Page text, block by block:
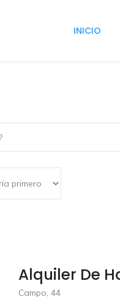
INICIO
Alquiler De
Campo, 44